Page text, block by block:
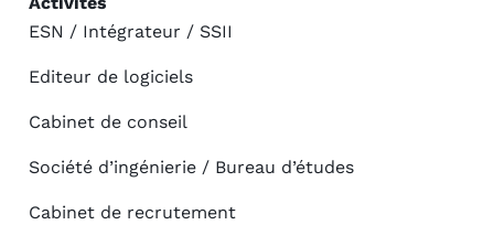
ESN / Intégrateur / SSII
Editeur de logiciels
Cabinet de conseil
Société d’ingénierie / Bureau d’études
Cabinet de recrutement